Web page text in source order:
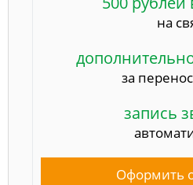
на
за
запись
Оформить